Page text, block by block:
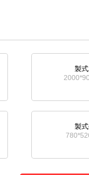
製
製